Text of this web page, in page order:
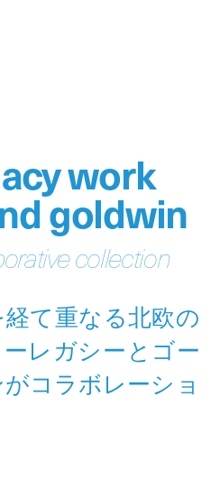
work
goldwin
collection